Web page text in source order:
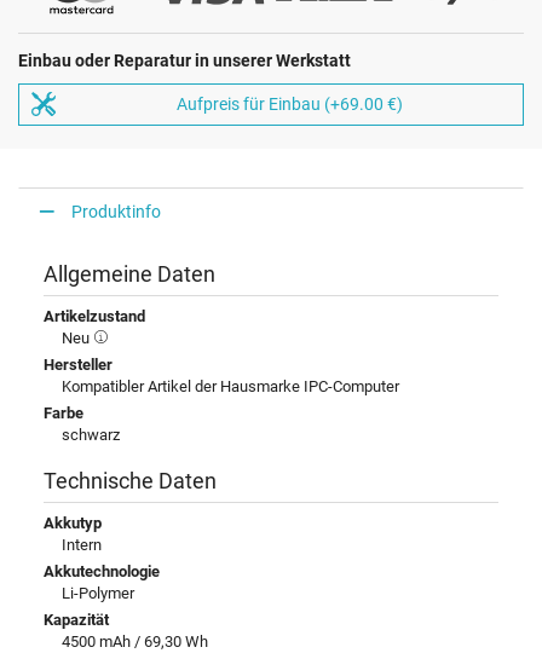
Einbau oder Reparatur in unserer Werkstatt
Aufpreis für Einbau (+69.00 €)
Produktinfo
Allgemeine Daten
Artikelzustand
Neu
Hersteller
Kompatibler Artikel der Hausmarke IPC-Computer
Farbe
schwarz
Technische Daten
Akkutyp
Intern
Akkutechnologie
Li-Polymer
Kapazität
4500 mAh / 69,30 Wh